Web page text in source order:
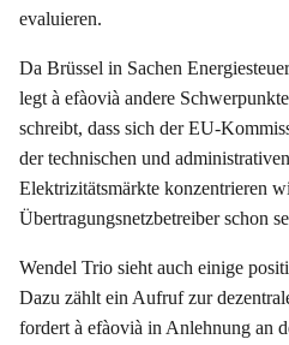
evaluieren.
Da Brüssel in Sachen
legt à efàovià andere
schreibt, dass sich der EU-
der technischen und
Elektrizitätsmärkte konzentrieren
Übertragungsnetzbetreiber schon
Wendel Trio sieht auch einige
Dazu zählt ein Aufruf zur
fordert à efàovià in Anlehnung an